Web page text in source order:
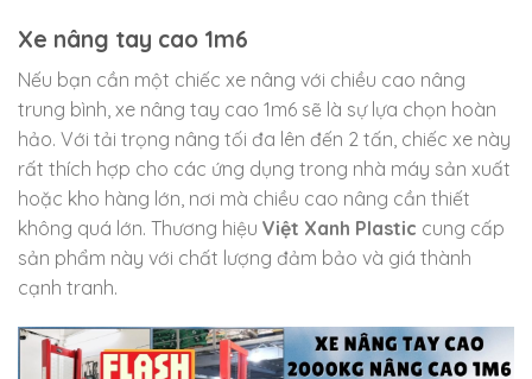
Xe nâng tay cao 1m6
Nếu bạn cần một chiếc xe nâng với chiều cao nâng
trung bình, xe nâng tay cao 1m6 sẽ là sự lựa chọn hoàn
hảo. Với tải trọng nâng tối đa lên đến 2 tấn, chiếc xe này
rất thích hợp cho các ứng dụng trong nhà máy sản xuất
hoặc kho hàng lớn, nơi mà chiều cao nâng cần thiết
không quá lớn. Thương hiệu Việt Xanh Plastic cung cấp
sản phẩm này với chất lượng đảm bảo và giá thành
cạnh tranh.